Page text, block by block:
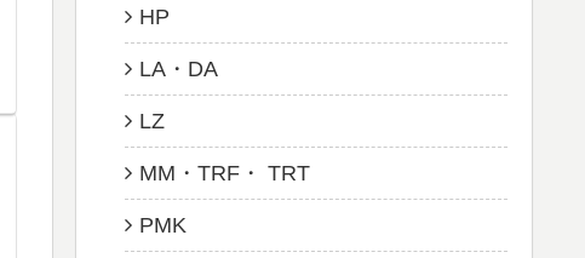
HP
LA・DA
LZ
MM・TRF・ TRT
PMK